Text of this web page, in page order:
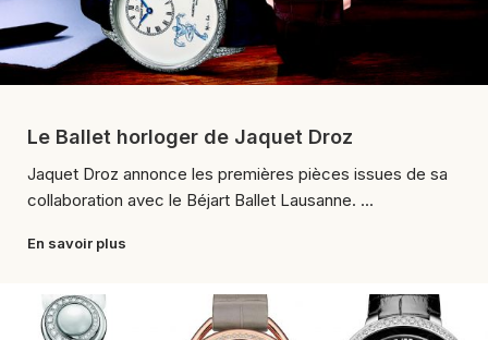
Le Ballet horloger de Jaquet Droz
Jaquet Droz annonce les premières pièces issues de sa
collaboration avec le Béjart Ballet Lausanne. ...
En savoir plus